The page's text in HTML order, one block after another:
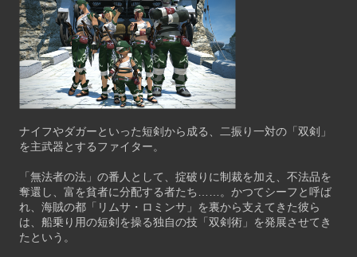
ナイフやダガーといった短剣から成る、二振り一対の「双剣」
を主武器とするファイター。
「無法者の法」の番人として、掟破りに制裁を加え、不法品を
奪還し、富を貧者に分配する者たち……。かつてシーフと呼ば
れ、海賊の都「リムサ・ロミンサ」を裏から支えてきた彼ら
は、船乗り用の短剣を操る独自の技「双剣術」を発展させてき
たという。